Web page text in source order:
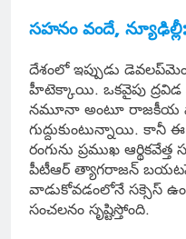
సహనం వందే,
దేశంలో ఇప్పుడు
హీటెక్కాయి. ఒకవైపు
నమూనా అంటూ రాజకీయ
గుద్దుకుంటున్నాయి. కానీ
రంగును ప్రముఖ
పీటీఆర్ త్యాగరాజన్
వాడుకోవడంలోనే సక్సెస్
సంచలనం సృష్టిస్తోంది.